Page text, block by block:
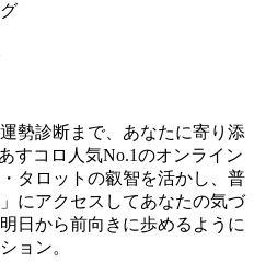
勢診断まで、あなたに寄り添
すコロ人気No.1のオンライン
タロットの叡智を活かし、普
にアクセスしてあなたの気づ
日から前向きに歩めるように
ョン。